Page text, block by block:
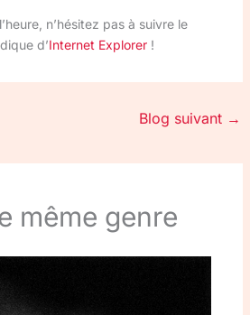
n’hésitez pas à suivre le
d’Internet Explorer!
Blog suivant →
même genre